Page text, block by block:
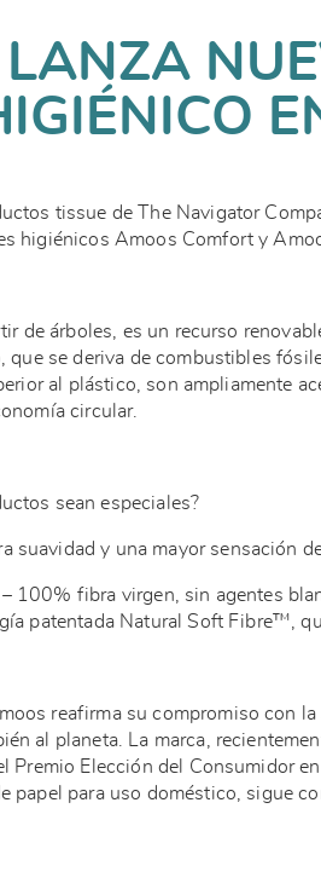
tissue de The Navigator
higiénicos Amoos Comfort y
de árboles, es un recurso
que se deriva de combustibles
al plástico, son ampliamente
circular.
sean especiales?
suavidad y una mayor sensación
fibra virgen, sin agentes
patentada Natural Soft Fibre™,
reafirma su compromiso con
al planeta. La marca,
Premio Elección del Consumidor
papel para uso doméstico, sigue